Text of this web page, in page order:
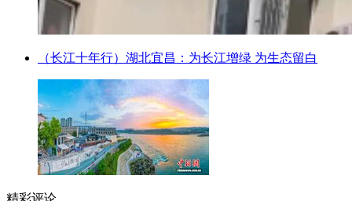
（长江十年行）湖北宜昌：为长江增绿 为生态留白